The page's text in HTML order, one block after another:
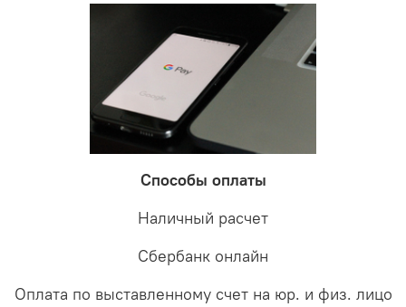
Способы оплаты
Наличный расчет
Сбербанк онлайн
Оплата по выставленному счет на юр. и физ. лицо